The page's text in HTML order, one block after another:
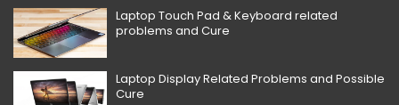
Laptop Touch Pad & Keyboard related
problems and Cure
Laptop Display Related Problems and Possible
Cure